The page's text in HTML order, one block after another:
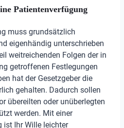
Patientenverfügung
muss grundsätzlich
eigenhändig unterschrieben
weitreichenden Folgen der in
getroffenen Festlegungen
hat der Gesetzgeber die
gehalten. Dadurch sollen
übereilten oder unüberlegten
werden. Mit einer
Ihr Wille leichter